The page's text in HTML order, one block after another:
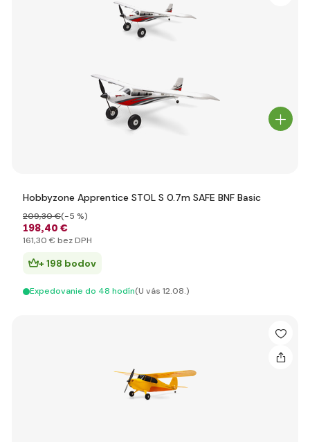
Hobbyzone Apprentice STOL S 0.7m SAFE BNF Basic
198,40 €
209,30 €(-5 %)
161,30 € bez DPH
+ 198 bodov
Expedovanie do 48 hodín(U vás 12.08.)